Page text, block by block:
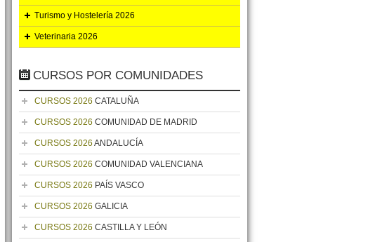
Turismo y Hostelería 2026
Veterinaria 2026
CURSOS POR COMUNIDADES
CURSOS 2026 CATALUÑA
CURSOS 2026 COMUNIDAD DE MADRID
CURSOS 2026 ANDALUCÍA
CURSOS 2026 COMUNIDAD VALENCIANA
CURSOS 2026 PAÍS VASCO
CURSOS 2026 GALICIA
CURSOS 2026 CASTILLA Y LEÓN